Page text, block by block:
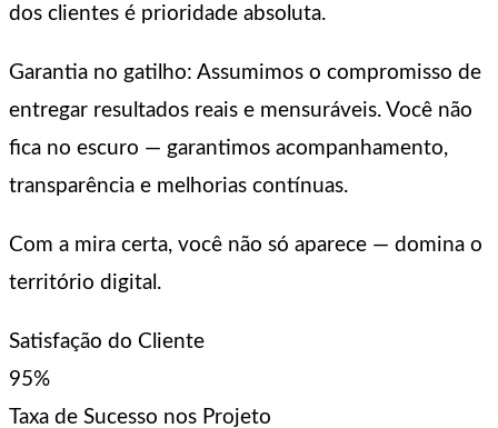
dos clientes é prioridade absoluta.
Garantia no gatilho: Assumimos o compromisso de
entregar resultados reais e mensuráveis. Você não
fica no escuro — garantimos acompanhamento,
transparência e melhorias contínuas.
Com a mira certa, você não só aparece — domina o
território digital.
Satisfação do Cliente
95%
Taxa de Sucesso nos Projeto